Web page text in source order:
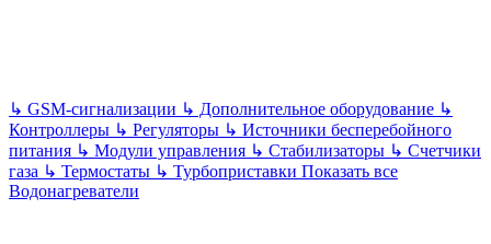
↳ GSM-сигнализации ↳ Дополнительное оборудование ↳
Контроллеры ↳ Регуляторы ↳ Источники бесперебойного
питания ↳ Модули управления ↳ Стабилизаторы ↳ Счетчики
газа ↳ Термостаты ↳ Турбоприставки Показать все
Водонагреватели